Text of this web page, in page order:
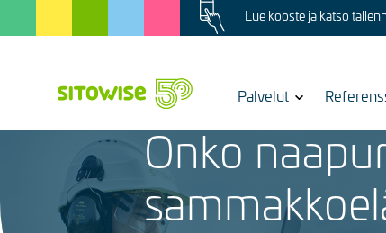
Image Lue kooste ja katso
Show
for
Palvelut
3.12.2020
Onko